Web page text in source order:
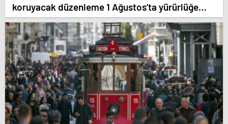
koruyacak düzenleme 1 Ağustos’ta yürürlüğe
girecek